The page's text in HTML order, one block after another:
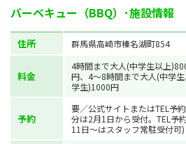
バーベキュー（BBQ）･施設情報
住所 群馬県高崎市榛名湖町854
料金
4時間まで大人(中学生以上
円、4～8時間まで大人(中学
学生)1000円
予約
要／公式サイトまたはTEL予
分は2月1日から受付。TEL予
11日～はスタッフ常駐受付可)